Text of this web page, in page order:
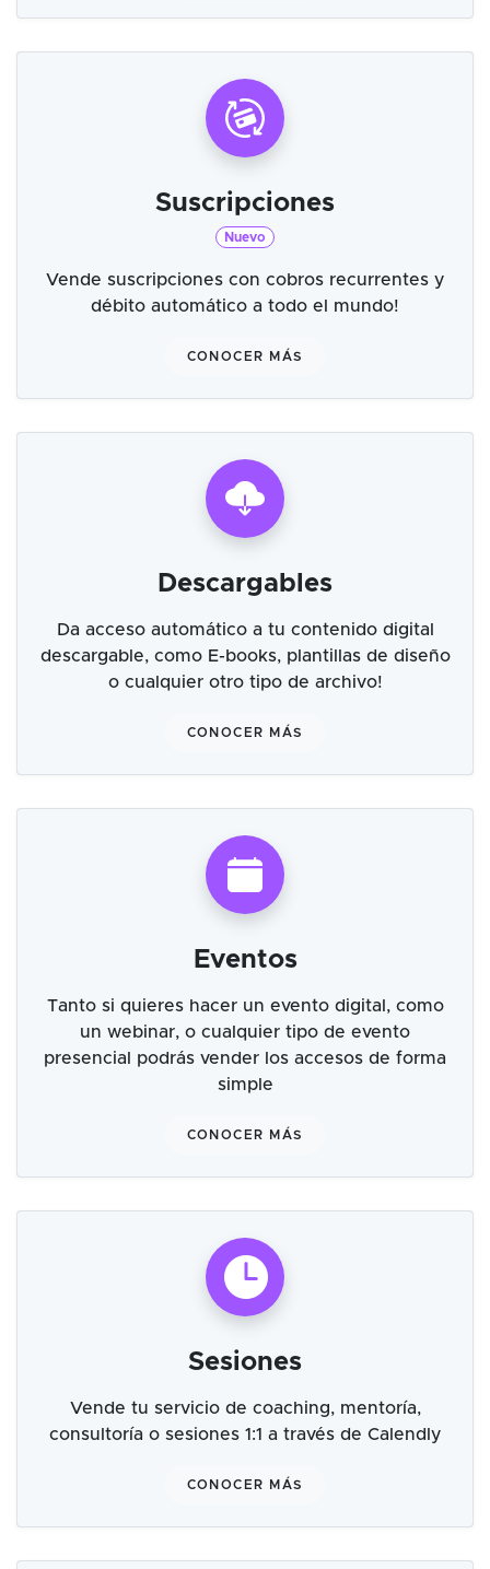
Suscripciones
Nuevo
Vende suscripciones con cobros recurrentes y
débito automático a todo el mundo!
CONOCER MÁS
Descargables
Da acceso automático a tu contenido digital
descargable, como E-books, plantillas de diseño
o cualquier otro tipo de archivo!
CONOCER MÁS
Eventos
Tanto si quieres hacer un evento digital, como
un webinar, o cualquier tipo de evento
presencial podrás vender los accesos de forma
simple
CONOCER MÁS
Sesiones
Vende tu servicio de coaching, mentoría,
consultoría o sesiones 1:1 a través de Calendly
CONOCER MÁS